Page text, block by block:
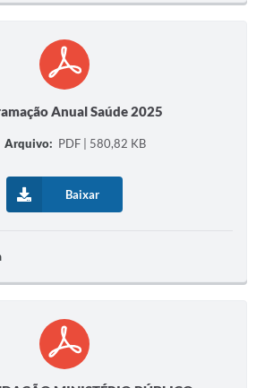
Anual Saúde 2025
Arquivo: PDF | 580,82 KB
Baixar